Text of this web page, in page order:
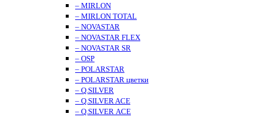
– MIRLON
– MIRLON TOTAL
– NOVASTAR
– NOVASTAR FLEX
– NOVASTAR SR
– OSP
– POLARSTAR
– POLARSTAR цветки
– Q.SILVER
– Q.SILVER ACE
– Q.SILVER ACE